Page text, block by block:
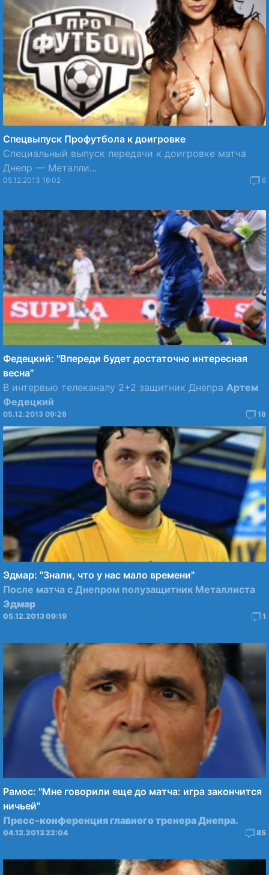
Спецвыпуск Профутбола к доигровке
Специальный выпуск передачи к доигровке матча
Днепр — Металли...
05.12.2013 16:02 6
Федецкий: "Впереди будет достаточно интересная
весна"
В интервью телеканалу 2+2 защитник Днепра Артем
Федецкий
05.12.2013 09:28 18
Эдмар: "Знали, что у нас мало времени"
После матча с Днепром полузащитник Металлиста
Эдмар
05.12.2013 09:19 1
Рамос: "Мне говорили еще до матча: игра закончится
ничьей"
Пресс-конференция главного тренера Днепра.
04.12.2013 22:04 85